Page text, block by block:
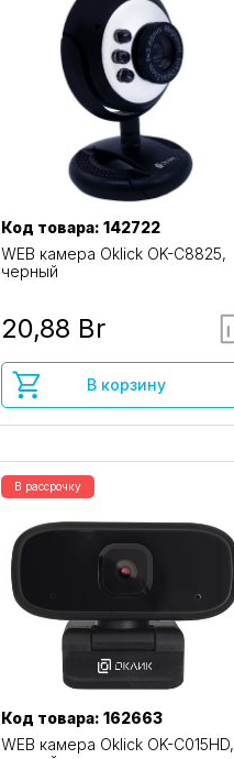
Код товара: 142722
WEB камера Oklick OK-C8825,
черный
20,88 Br
В корзину
В рассрочку
Код товара: 162663
WEB камера Oklick OK-C015HD,